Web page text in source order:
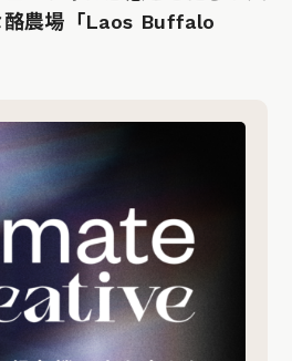
酪農場「Laos Buffalo